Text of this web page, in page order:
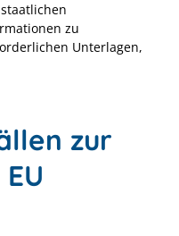
zu
Unterlagen,
zur